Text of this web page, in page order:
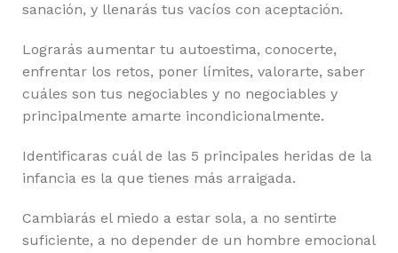
sanación, y llenarás tus vacíos con aceptación.
Lograrás aumentar tu autoestima, conocerte,
enfrentar los retos, poner límites, valorarte, saber
cuáles son tus negociables y no negociables y
principalmente amarte incondicionalmente.
Identificaras cuál de las 5 principales heridas de la
infancia es la que tienes más arraigada.
Cambiarás el miedo a estar sola, a no sentirte
suficiente, a no depender de un hombre emocional